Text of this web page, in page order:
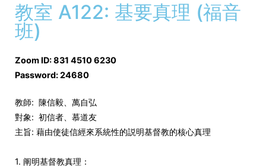
教室 A122: 基要真理 (福音
班)
Zoom ID: 831 4510 6230
Password: 24680
教師: 陳信毅、萬自弘
對象: 初信者、慕道友
主旨: 藉由使徒信經來系統性的説明基督教的核心真理
1. 阐明基督教真理：